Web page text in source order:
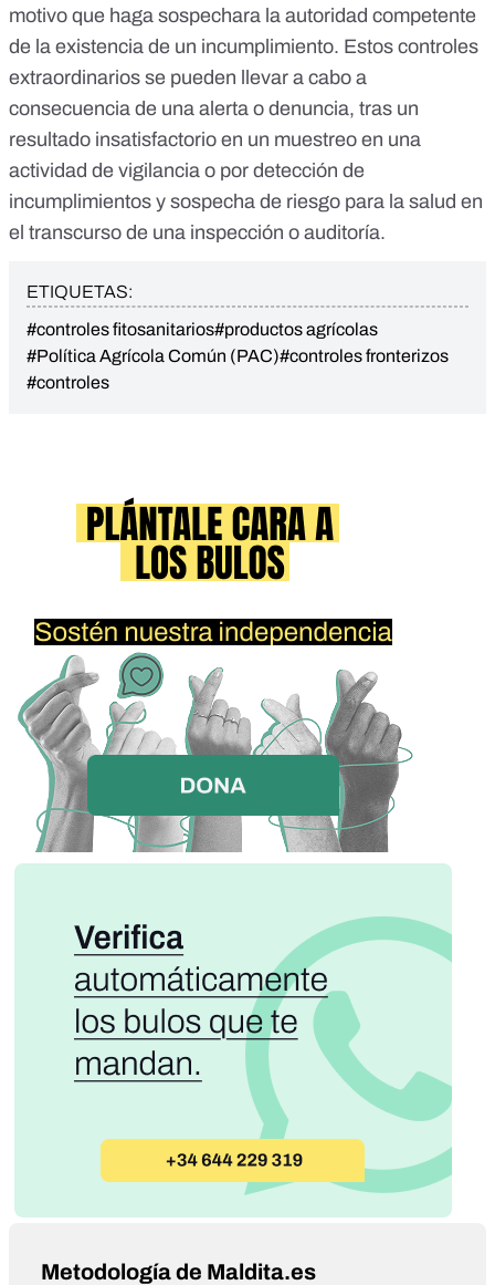
motivo que haga sospechara la autoridad competente
de la existencia de un incumplimiento. Estos controles
extraordinarios se pueden llevar a cabo a
consecuencia de una alerta o denuncia, tras un
resultado insatisfactorio en un muestreo en una
actividad de vigilancia o por detección de
incumplimientos y sospecha de riesgo para la salud en
el transcurso de una inspección o auditoría.
ETIQUETAS:
#controles fitosanitarios#productos agrícolas
#Política Agrícola Común (PAC)#controles fronterizos
#controles
Metodología de Maldita.es